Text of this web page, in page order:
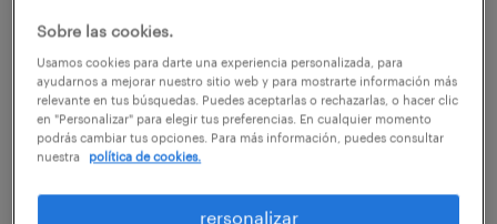
branding y en tecnología de reclutamiento,
pero encontrar al mejor talento cada día es
más difícil. La escasez de profesionales es un
fenómeno insoslayable del mercado laboral
que impacta en la performance de tu
compañía: puestos sin cubrir durante largos
Sobre las cookies.
Usamos cookies para darte una experiencia personalizada, para
ayudarnos a mejorar nuestro sitio web y para mostrarte información más
relevante en tus búsquedas. Puedes aceptarlas o rechazarlas, o hacer clic
en "Personalizar" para elegir tus preferencias. En cualquier momento
podrás cambiar tus opciones. Para más información, puedes consultar
nuestra
política de cookies.
rersonalizar